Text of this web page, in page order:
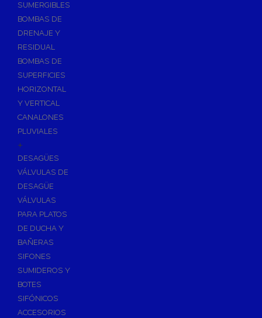
SUMERGIBLES
BOMBAS DE
DRENAJE Y
RESIDUAL
BOMBAS DE
SUPERFICIES
HORIZONTAL
Y VERTICAL
CANALONES
PLUVIALES
+
DESAGÜES
VÁLVULAS DE
DESAGÜE
VÁLVULAS
PARA PLATOS
DE DUCHA Y
BAÑERAS
SIFONES
SUMIDEROS Y
BOTES
SIFÓNICOS
ACCESORIOS